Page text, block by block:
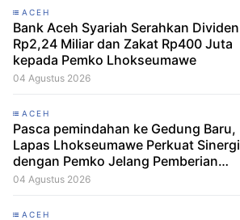
ACEH
Bank Aceh Syariah Serahkan Dividen
Rp2,24 Miliar dan Zakat Rp400 Juta
kepada Pemko Lhokseumawe
04 Agustus 2026
ACEH
Pasca pemindahan ke Gedung Baru,
Lapas Lhokseumawe Perkuat Sinergi
dengan Pemko Jelang Pemberian
Remisi HUT RI
04 Agustus 2026
ACEH